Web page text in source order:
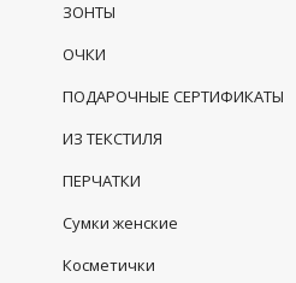
ЗОНТЫ
ОЧКИ
ПОДАРОЧНЫЕ СЕРТИФИКАТЫ
ИЗ ТЕКСТИЛЯ
ПЕРЧАТКИ
Сумки женские
Косметички